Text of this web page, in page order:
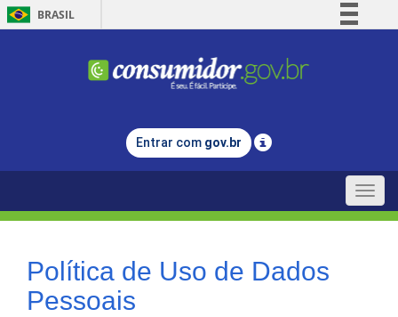
BRASIL
Comunica BR
Legislação
Entrar com gov.br
Toggle
Política de Uso de Dados
Pessoais